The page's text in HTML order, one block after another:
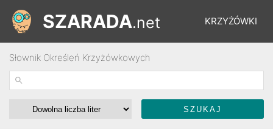
KRZYŻÓWKI
ŁAMIGŁÓWKI
SZARADA.net
Słownik Określeń Krzyżówkowych